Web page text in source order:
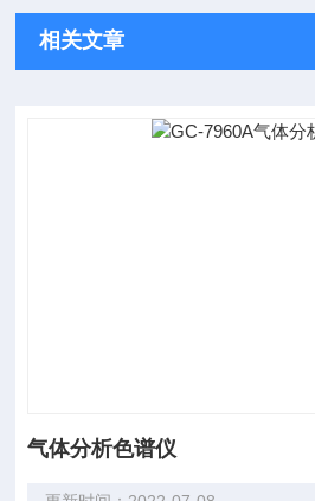
相关文章
气体分析色谱仪